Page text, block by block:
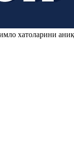
хатоларини